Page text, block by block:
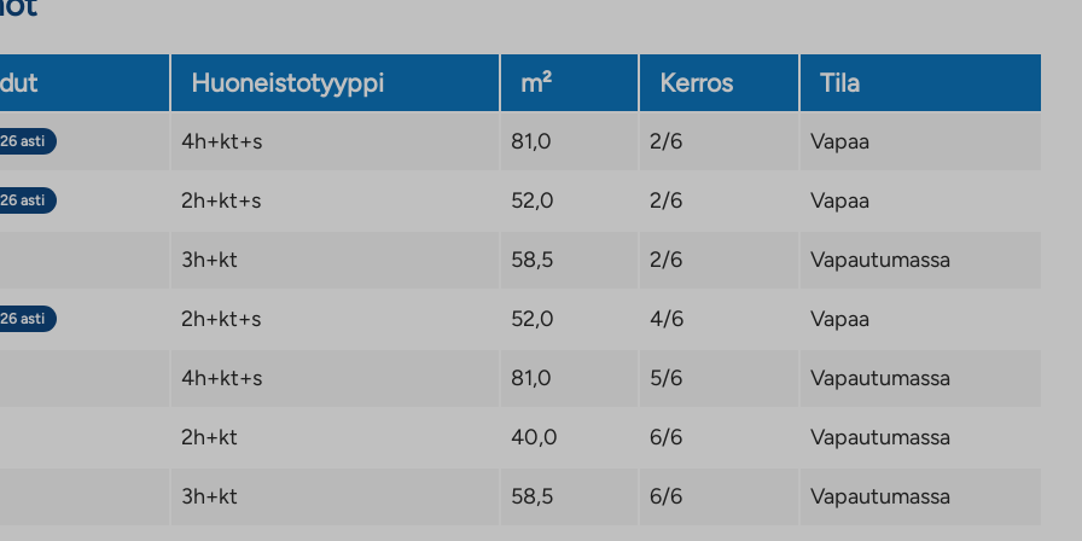
Huoneistotyyppi m² Kerros Tila
asti 4h+kt+s 81,0 2/6 Vapaa
asti 2h+kt+s 52,0 2/6 Vapaa
3h+kt 58,5 2/6 Vapautumassa
asti 2h+kt+s 52,0 4/6 Vapaa
4h+kt+s 81,0 5/6 Vapautumassa
2h+kt 40,0 6/6 Vapautumassa
3h+kt 58,5 6/6 Vapautumassa